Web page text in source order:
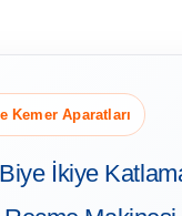
Kemer Aparatları
İkiye